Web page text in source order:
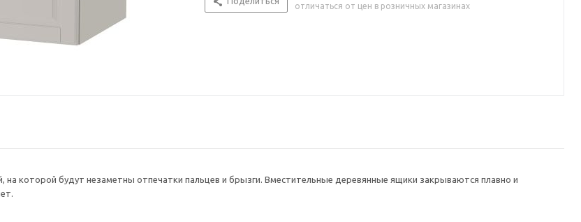
отличаться от цен в розничных магазинах
на которой будут незаметны отпечатки пальцев и брызги. Вместительные деревянные ящики закрываются плавно и